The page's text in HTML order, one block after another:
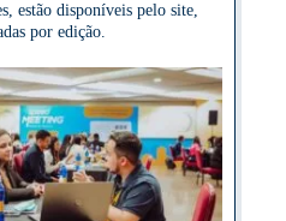
estão disponíveis pelo site,
por edição.